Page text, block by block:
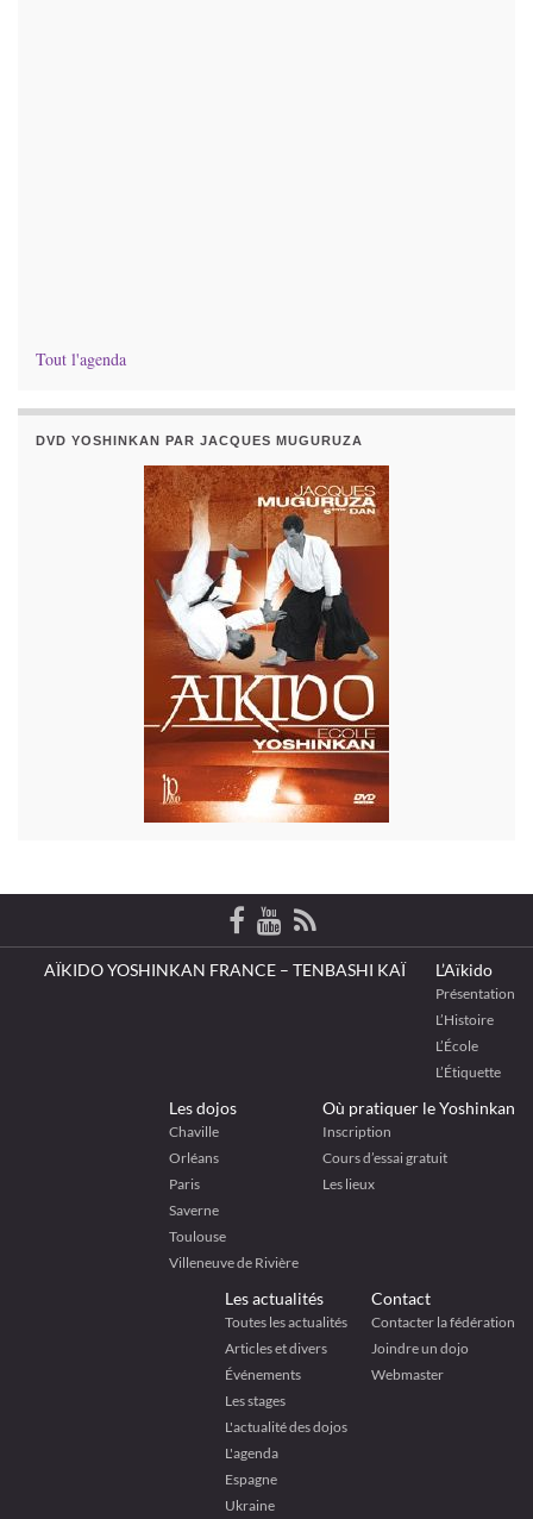
Tout l'agenda
DVD YOSHINKAN PAR JACQUES MUGURUZA
AÏKIDO YOSHINKAN FRANCE – TENBASHI KAÏ L’Aïkido
Présentation
L’Histoire
L’École
L’Étiquette
Les dojos
Chaville
Orléans
Paris
Saverne
Toulouse
Villeneuve de Rivière
Où pratiquer le Yoshinkan
Inscription
Cours d’essai gratuit
Les lieux
Les actualités
Toutes les actualités
Articles et divers
Événements
Les stages
L'actualité des dojos
L'agenda
Espagne
Ukraine
Contact
Contacter la fédération
Joindre un dojo
Webmaster